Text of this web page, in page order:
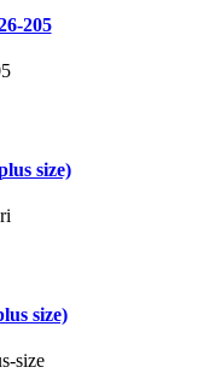
205
size)
size)
size